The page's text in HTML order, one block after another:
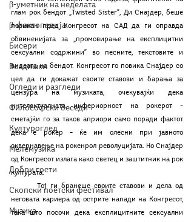
β-уметник на неделата
β-фактопедија
Бисери
Воздишки
Огледи и разгледи
Философски беседи
Културоглед
Мелемузика
Добри гости
Скопски поетски фестивал
Музика
глам рок бендот „Twisted Sister”, Ди Снајдер, беше
повикан пред Конгресот на САД да ги оправда
обвиненијата за „промовирање на експлицитни
сексуални содржини” во песните, текстовите и
видеата на бендот. Конгресот го повика Снајдер со
цел да ги докажат своите ставови и барања за
цензура на музиката, очекувајќи дека
интелектуалната инфериорност на рокерот –
сметајќи го за таков априори само поради фактот
дека е рокер – ќе им олесни при јавното
сквернавење на рокенрол револуцијата. Но Снајдер
од Конгресот излага како светец и заштитник на рок
културата.
	Тој ги бранеше своите ставови и дела од
неговата кариера од острите напади на Конгресот,
така што посочи дека експлицитните сексуални